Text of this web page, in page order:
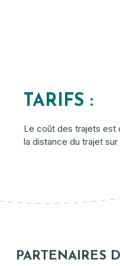
TARIFS :
Le coût des trajets est
la distance du trajet sur
PARTENAIRES